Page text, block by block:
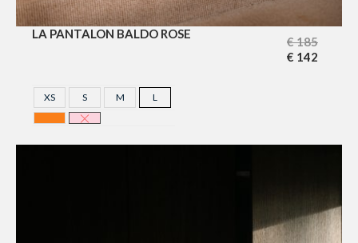
LA PANTALON BALDO ROSE
€185
€ 142
XS S M L